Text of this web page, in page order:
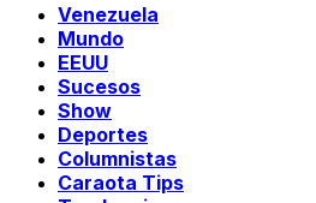
Venezuela
Mundo
EEUU
Sucesos
Show
Deportes
Columnistas
Caraota Tips